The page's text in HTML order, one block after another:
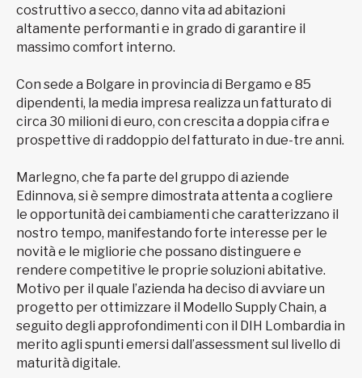
costruttivo a secco, danno vita ad abitazioni
altamente performanti e in grado di garantire il
massimo comfort interno.
Con sede a Bolgare in provincia di Bergamo e 85
dipendenti, la media impresa realizza un fatturato di
circa 30 milioni di euro, con crescita a doppia cifra e
prospettive di raddoppio del fatturato in due-tre anni.
Marlegno, che fa parte del gruppo di aziende
Edinnova, si è sempre dimostrata attenta a cogliere
le opportunità dei cambiamenti che caratterizzano il
nostro tempo, manifestando forte interesse per le
novità e le migliorie che possano distinguere e
rendere competitive le proprie soluzioni abitative.
Motivo per il quale l’azienda ha deciso di avviare un
progetto per ottimizzare il Modello Supply Chain, a
seguito degli approfondimenti con il DIH Lombardia in
merito agli spunti emersi dall’assessment sul livello di
maturità digitale.